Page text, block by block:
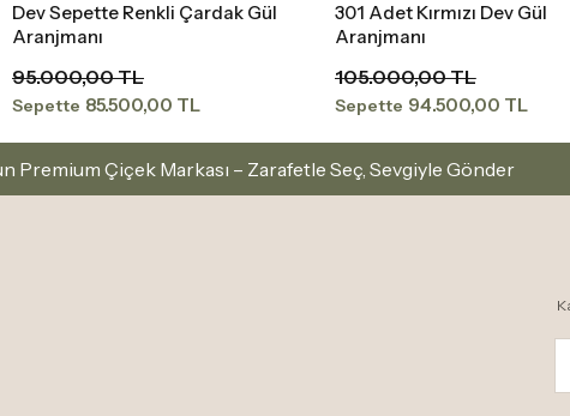
Sepete Ekle
Dev Sepette Renkli Çardak Gül
Aranjmanı
95.000,00 TL
Sepette 85.500,00 TL
Sepete Ekle
301 Adet Kırmızı Dev Gül
Aranjmanı
105.000,00 TL
Sepette 94.500,00 TL
Markası – Zarafetle Seç, Sevgiyle Gönder İstanbul